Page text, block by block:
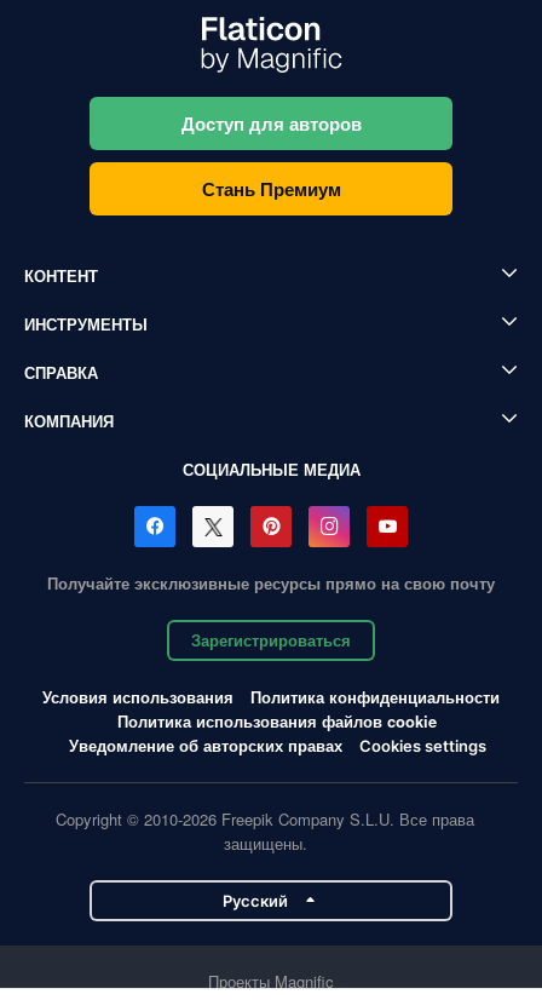
Доступ для авторов
Стань Премиум
КОНТЕНТ
ИНСТРУМЕНТЫ
СПРАВКА
КОМПАНИЯ
СОЦИАЛЬНЫЕ МЕДИА
Получайте эксклюзивные ресурсы прямо на свою почту
Зарегистрироваться
Условия использования
Политика конфиденциальности
Политика использования файлов cookie
Уведомление об авторских правах
Cookies settings
Copyright © 2010-2026 Freepik Company S.L.U. Все права
защищены.
Pусский
Проекты Magnific